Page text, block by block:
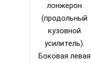
лонжерон
(продольный
кузовной
усилитель).
Боковая левая